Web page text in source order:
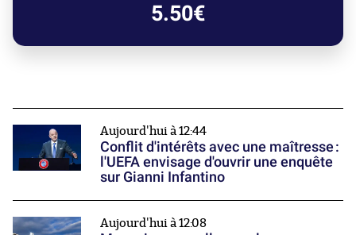
5.50€
Aujourd'hui à 12:44
Conflit d'intérêts avec une maîtresse :
l'UEFA envisage d'ouvrir une enquête
sur Gianni Infantino
Aujourd'hui à 12:08